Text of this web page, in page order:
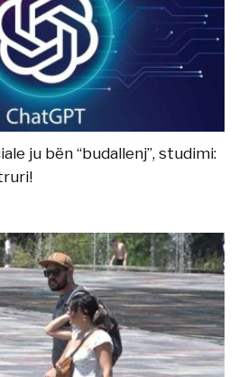
ju bën “budallenj”, studimi: